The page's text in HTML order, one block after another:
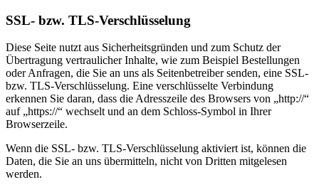
SSL- bzw. TLS-Verschlüsselung
Diese Seite nutzt aus Sicherheitsgründen und zum Schutz der
Übertragung vertraulicher Inhalte, wie zum Beispiel Bestellungen
oder Anfragen, die Sie an uns als Seitenbetreiber senden, eine SSL-
bzw. TLS-Verschlüsselung. Eine verschlüsselte Verbindung
erkennen Sie daran, dass die Adresszeile des Browsers von „http://“
auf „https://“ wechselt und an dem Schloss-Symbol in Ihrer
Browserzeile.
Wenn die SSL- bzw. TLS-Verschlüsselung aktiviert ist, können die
Daten, die Sie an uns übermitteln, nicht von Dritten mitgelesen
werden.